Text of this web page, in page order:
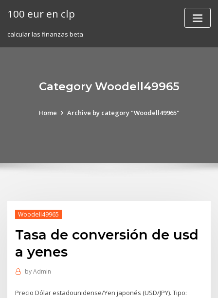
100 eur en clp
calcular las finanzas beta
Category Woodell49965
Home Archive by category "Woodell49965"
Woodell49965
Tasa de conversión de usd
a yenes
byAdmin
Precio Dólar estadounidense/Yen japonés (USD/JPY). Tipo: